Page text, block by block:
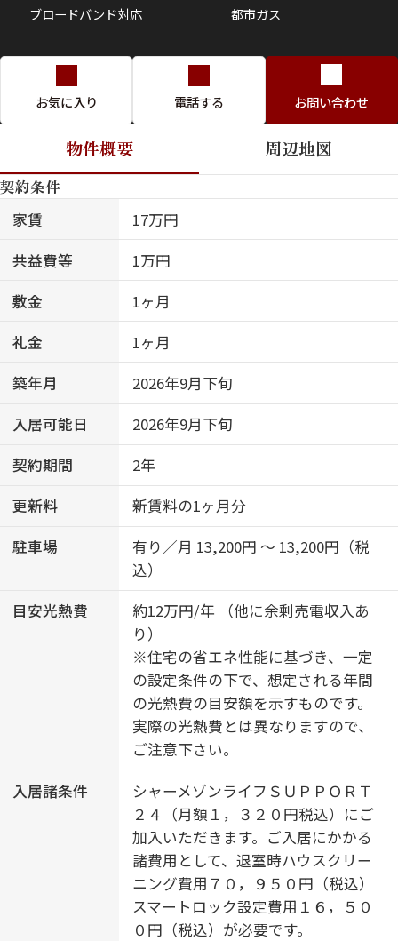
ブロードバンド対応 都市ガス
お気に入り 電話する お問い合わせ
物件概要 周辺地図
契約条件
家賃
17万円
共益費等
1万円
敷金
1ヶ月
礼金
1ヶ月
築年月
2026年9月下旬
入居可能日
2026年9月下旬
契約期間
2年
更新料
新賃料の1ヶ月分
駐車場
有り／月 13,200円 ～ 13,200円（税
込）
目安光熱費
約12万円/年 （他に余剰売電収入あ
り）
※住宅の省エネ性能に基づき、一定
の設定条件の下で、想定される年間
の光熱費の目安額を示すものです。
実際の光熱費とは異なりますので、
ご注意下さい。
入居諸条件
シャーメゾンライフＳＵＰＰＯＲＴ
２４（月額１，３２０円税込）にご
加入いただきます。ご入居にかかる
諸費用として、退室時ハウスクリー
ニング費用７０，９５０円（税込）
スマートロック設定費用１６，５０
０円（税込）が必要です。